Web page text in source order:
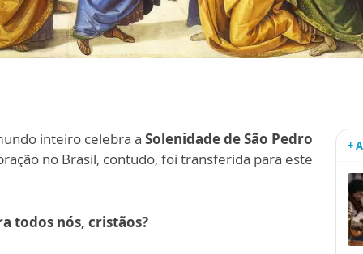
inteiro celebra a Solenidade de São Pedro
no Brasil, contudo, foi transferida para este
todos nós, cristãos?
+